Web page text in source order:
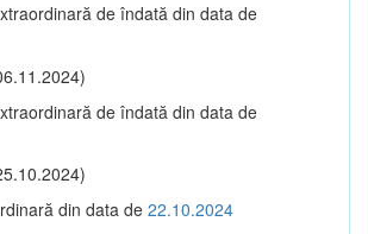
de îndată din data de
de îndată din data de
din data de 22.10.2024